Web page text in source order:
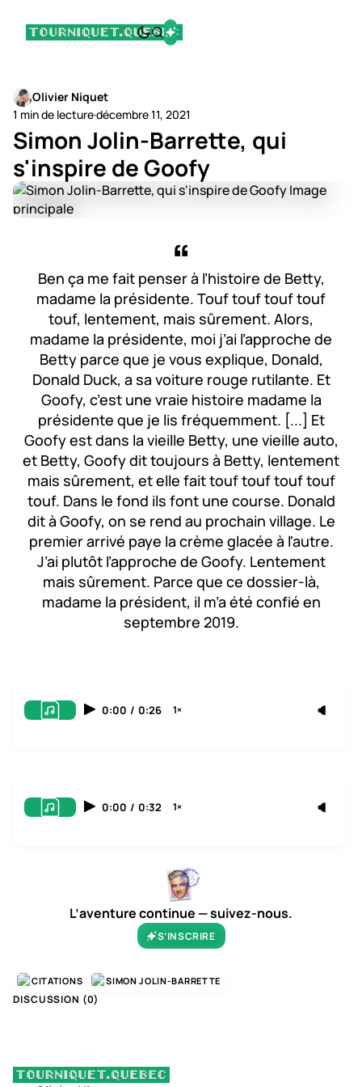
Olivier Niquet
1 min de lecture·décembre 11, 2021
Simon Jolin-Barrette, qui
s'inspire de Goofy
Ben ça me fait penser à l’histoire de Betty,
madame la présidente. Touf touf touf touf
touf, lentement, mais sûrement. Alors,
madame la présidente, moi j’ai l’approche de
Betty parce que je vous explique, Donald,
Donald Duck, a sa voiture rouge rutilante. Et
Goofy, c’est une vraie histoire madame la
présidente que je lis fréquemment. [...] Et
Goofy est dans la vieille Betty, une vieille auto,
et Betty, Goofy dit toujours à Betty, lentement
mais sûrement, et elle fait touf touf touf touf
touf. Dans le fond ils font une course. Donald
dit à Goofy, on se rend au prochain village. Le
premier arrivé paye la crème glacée à l'autre.
J’ai plutôt l’approche de Goofy. Lentement
mais sûrement. Parce que ce dossier-là,
madame la président, il m’a été confié en
septembre 2019.
0:00 / 0:26 1×
0:00 / 0:32 1×
L’aventure continue — suivez-nous.
S’INSCRIRE
CITATIONS SIMON JOLIN-BARRETTE
DISCUSSION (0)